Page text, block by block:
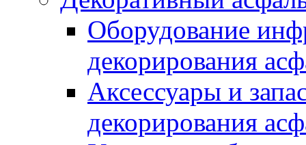
Оборудование
декорирования
Аксессуары и
декорирования